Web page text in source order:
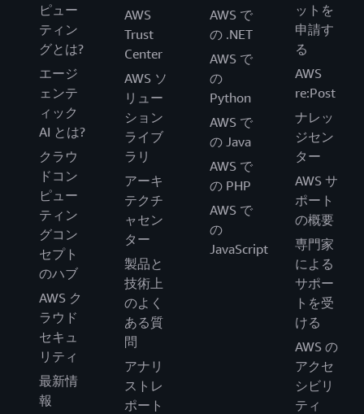
ピュー
ティン
グとは?
エージ
ェンテ
ィック
AI とは?
クラウ
ドコン
ピュー
ティン
グコン
セプト
のハブ
AWS ク
ラウド
セキュ
リティ
最新情
報
AWS
Trust
Center
AWS ソ
リュー
ション
ライブ
ラリ
アーキ
テクチ
ャセン
ター
製品と
技術上
のよく
ある質
問
アナリ
ストレ
ポート
AWS で
の .NET
AWS で
の
Python
AWS で
の Java
AWS で
の PHP
AWS で
の
JavaScript
ットを
申請す
る
AWS
re:Post
ナレッ
ジセン
ター
AWS サ
ポート
の概要
専門家
による
サポー
トを受
ける
AWS の
アクセ
シビリ
ティ